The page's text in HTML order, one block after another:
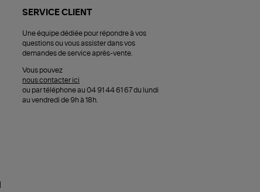
SERVICE CLIENT
Une équipe dédiée pour répondre à vos
questions ou vous assister dans vos
demandes de service après-vente.
Vous pouvez
nous contacter ici
ou par téléphone au 04 91 44 61 67 du lundi
au vendredi de 9h à 18h.